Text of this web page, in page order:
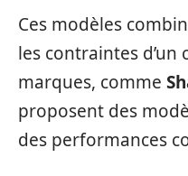
Ces modèles
les contraintes d’un
marques, comme
proposent des
des performances